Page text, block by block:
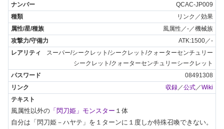
QCAC-JP009
リンク／効果
風属性／-／機械族
ATK:1500／-
スーパー/シークレット/シークレット/クォーターセンチュリー
シークレット/クォーターセンチュリーシークレット
08491308
収録／公式／Wiki
風属性以外の 「閃刀姫」モンスター １体
自分は「閃刀姫－ハヤテ」を１ターンに１度しか特殊召喚できない。